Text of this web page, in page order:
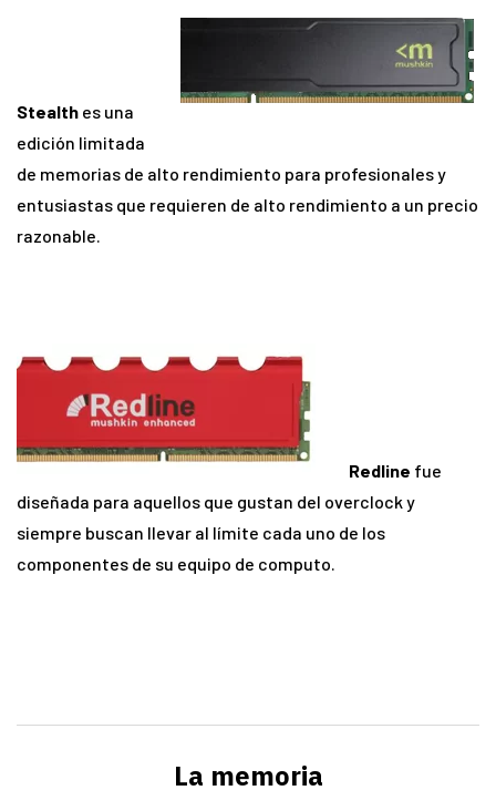
Stealth es una
edición limitada
de memorias de alto rendimiento para profesionales y
entusiastas que requieren de alto rendimiento a un precio
razonable.
Redline fue
diseñada para aquellos que gustan del overclock y
siempre buscan llevar al límite cada uno de los
componentes de su equipo de computo.
La memoria